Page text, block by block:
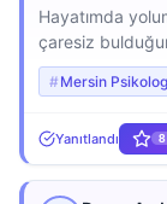
Hayatımda
çaresiz
aramaya
sonucunda
kadar değer
daha yoktur,
kendisidir.
Mersin Psikolog
Yanıtlandı 8